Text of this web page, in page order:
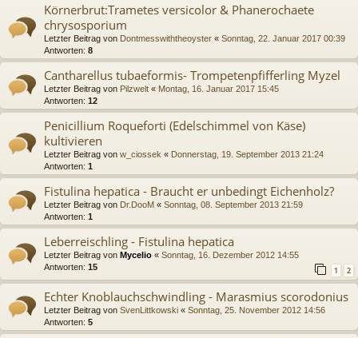
Körnerbrut:Trametes versicolor & Phanerochaete
chrysosporium
Letzter Beitrag von Dontmesswiththeoyster « Sonntag, 22. Januar 2017 00:39
Antworten: 8
Cantharellus tubaeformis- Trompetenpfifferling Myzel
Letzter Beitrag von Pilzwelt « Montag, 16. Januar 2017 15:45
Antworten: 12
Penicillium Roqueforti (Edelschimmel von Käse)
kultivieren
Letzter Beitrag von w_ciossek « Donnerstag, 19. September 2013 21:24
Antworten: 1
Fistulina hepatica - Braucht er unbedingt Eichenholz?
Letzter Beitrag von Dr.DooM « Sonntag, 08. September 2013 21:59
Antworten: 1
Leberreischling - Fistulina hepatica
Letzter Beitrag von Mycelio « Sonntag, 16. Dezember 2012 14:55
Antworten: 15 1 2
Echter Knoblauchschwindling - Marasmius scorodonius
Letzter Beitrag von SvenLittkowski « Sonntag, 25. November 2012 14:56
Antworten: 5